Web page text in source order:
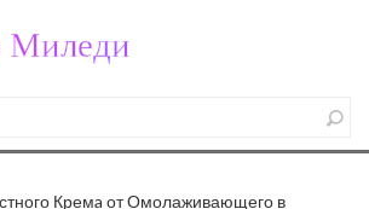
Кремa от Омолаживающего в